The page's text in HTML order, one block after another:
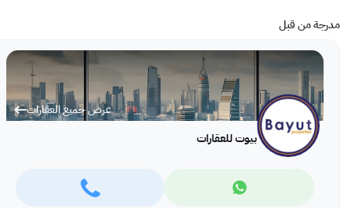
مدرجة من قبل
عرض جميع العقارات
بيوت للعقارات
أمن واستقبال على مدار الساعة.
موقف سيارات مخصص
حمام سباحة كبير وصالة ألعاب رياضية وبخار ومنطقة لعب للأطفال
موقع ممتاز على مسافة قريبة من مقاهي البحيرة ومحلات السوبر ماركت وما إلى ذلك.
________________________________________________________
سعر البيع 95000 دينار بحريني
مدة السداد: نقدي أو قرض بنكي مقبول / قرض مزايا مقبول